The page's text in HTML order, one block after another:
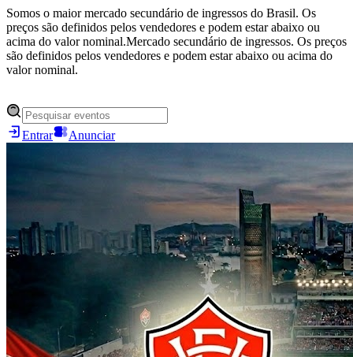
Somos o maior mercado secundário de ingressos do Brasil. Os
preços são definidos pelos vendedores e podem estar abaixo ou
acima do valor nominal.Mercado secundário de ingressos. Os preços
são definidos pelos vendedores e podem estar abaixo ou acima do
valor nominal.
Entrar Anunciar